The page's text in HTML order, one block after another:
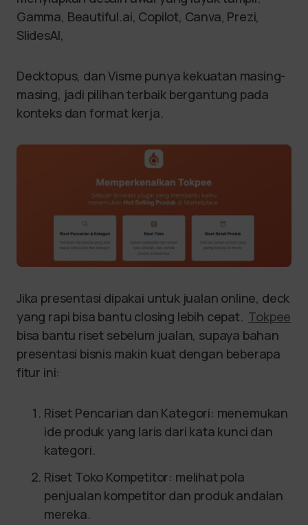
Gamma, Beautiful.ai, Copilot, Canva, Prezi,
SlidesAI,
Decktopus, dan Visme punya kekuatan masing-
masing, jadi pilihan terbaik bergantung pada
konteks dan format kerja.
Jika presentasi dipakai untuk jualan online, deck
yang rapi bisa bantu closing lebih cepat. Tokpee
bisa bantu riset sebelum jualan, supaya bahan
presentasi bisnis makin kuat dengan beberapa
fitur ini:
Riset Pencarian dan Kategori: menemukan
ide produk yang laris dari kata kunci dan
kategori.
Riset Toko Kompetitor: melihat pola
penjualan kompetitor dan produk andalan
mereka.